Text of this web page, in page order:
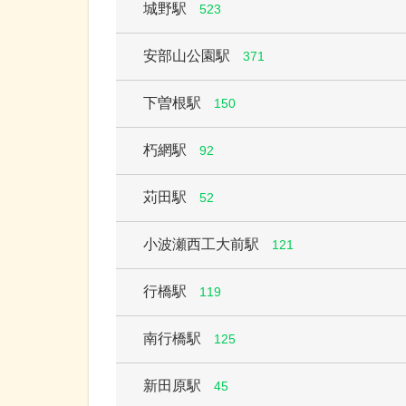
城野駅 523
安部山公園駅 371
下曽根駅 150
朽網駅 92
苅田駅 52
小波瀬西工大前駅 121
行橋駅 119
南行橋駅 125
新田原駅 45